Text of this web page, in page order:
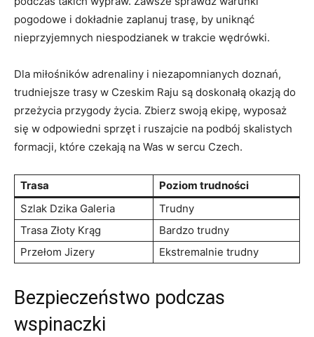
pogodowe i dokładnie ‌zaplanuj‍ trasę, by uniknąć
nieprzyjemnych niespodzianek w trakcie wędrówki.
Dla miłośników‌ adrenaliny i niezapomnianych doznań,
trudniejsze trasy w Czeskim Raju⁣ są doskonałą okazją do
przeżycia przygody życia. Zbierz⁣ swoją ekipę, wyposaż
się⁣ w‍ odpowiedni sprzęt i ruszajcie na ⁤podbój skalistych
formacji,​ które czekają na Was w sercu Czech.
Trasa
Poziom trudności
Szlak Dzika Galeria
Trudny
Trasa Złoty Krąg
Bardzo trudny
Przełom Jizery
Ekstremalnie trudny
Bezpieczeństwo podczas
⁣wspinaczki